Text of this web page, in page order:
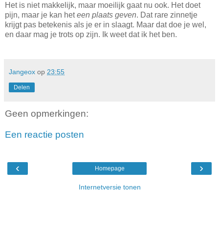
Het is niet makkelijk, maar moeilijk gaat nu ook. Het doet
pijn, maar je kan heteen plaats geven. Dat rare zinnetje
krijgt pas betekenis als je er in slaagt. Maar dat doe je wel,
en daar mag je trots op zijn. Ik weet dat ik het ben.
Jangeox op 23:55
Delen
Geen opmerkingen:
Een reactie posten
‹ ›
Homepage
Internetversie tonen